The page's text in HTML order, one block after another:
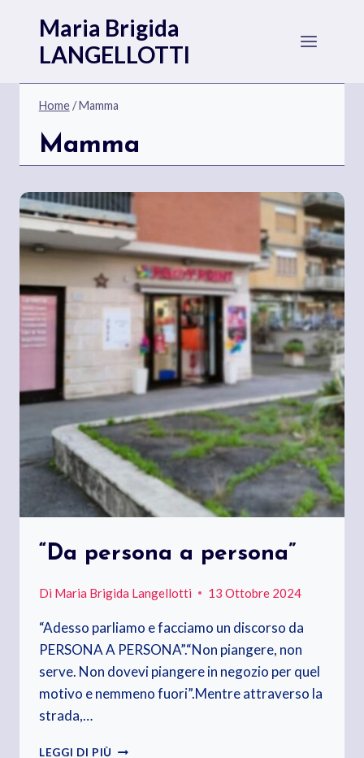
contenuto
Maria Brigida
LANGELLOTTI
Home/Mamma
Mamma
“Da persona a persona”
Di Maria Brigida Langellotti 13 Ottobre 2024
“Adesso parliamo e facciamo un discorso da
PERSONA A PERSONA”.“Non piangere, non
serve. Non dovevi piangere in negozio per quel
motivo e nemmeno fuori”.Mentre attraverso la
strada,…
LEGGI DI PIÙ “DA